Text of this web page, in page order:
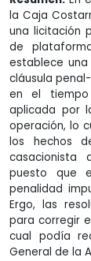
la Caja
una licitación
de
establece
cláusula
en el tiempo
aplicada por
operación, lo
los hechos
casacionista
puesto que
penalidad
Ergo, las
para corregir
cual podía
General de la